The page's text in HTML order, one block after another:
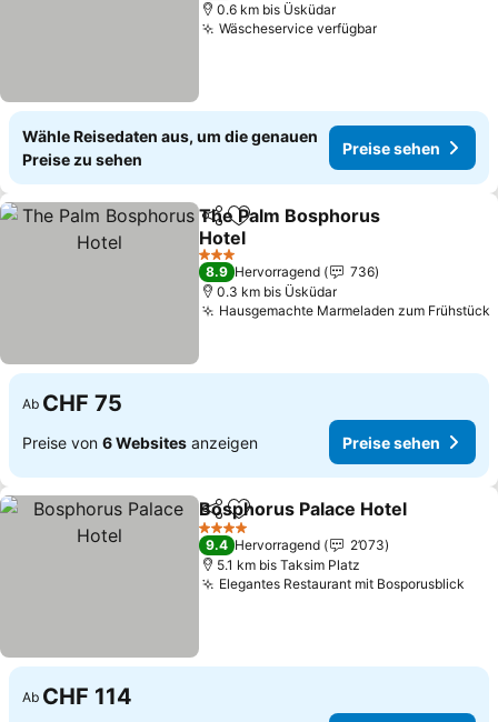
0.6 km bis Üsküdar
Wäscheservice verfügbarPreise sehen
Wähle Reisedaten aus, um die genauen
Preise zu sehen
Preise sehen
TeilenZu Favoriten hinzufügen
The Palm Bosphorus
Hotel
Preise sehen
3 Sterne
8.9 Hervorragend
736
0.3 km bis Üsküdar
Hausgemachte Marmeladen zum Frühstück
Ab CHF 75
Preise von 6 Websites anzeigen Preise sehen
TeilenZu Favoriten hinzufügen
Bosphorus Palace Hotel
4 Sterne
9.4 Hervorragend
2’073
5.1 km bis Taksim Platz
Elegantes Restaurant mit Bosporusblick
Ab CHF 114